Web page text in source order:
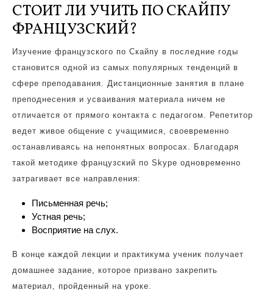
СТОИТ ЛИ УЧИТЬ ПО СКАЙПУ
ФРАНЦУЗСКИЙ?
Изучение французского по Скайпу в последние годы
становится одной из самых популярных тенденций в
сфере преподавания. Дистанционные занятия в плане
преподнесения и усваивания материала ничем не
отличается от прямого контакта с педагогом. Репетитор
ведет живое общение с учащимися, своевременно
останавливаясь на непонятных вопросах. Благодаря
такой методике французский по Skype одновременно
затрагивает все направления:
Письменная речь;
Устная речь;
Восприятие на слух.
В конце каждой лекции и практикума ученик получает
домашнее задание, которое призвано закрепить
материал, пройденный на уроке.